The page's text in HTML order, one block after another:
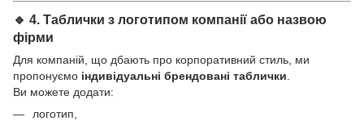
🔹 4. Таблички з логотипом компанії або назвою
фірми
Для компаній, що дбають про корпоративний стиль, ми
пропонуємо індивідуальні брендовані таблички
Ви можете додати:
логотип,